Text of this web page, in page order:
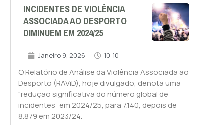
INCIDENTES DE VIOLÊNCIA
ASSOCIADA AO DESPORTO
DIMINUEM EM 2024/25
Janeiro 9, 2026 10:10
O Relatório de Análise da Violência Associada ao
Desporto (RAViD), hoje divulgado, denota uma
“redução significativa do número global de
incidentes” em 2024/25, para 7.140, depois de
8.879 em 2023/24.